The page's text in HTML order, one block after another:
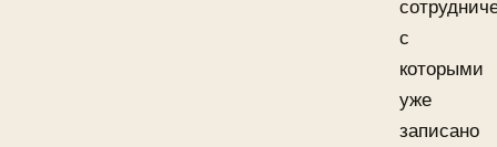
с
которыми
уже
записано